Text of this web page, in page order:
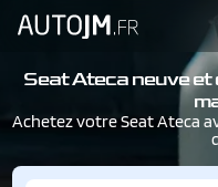
Seat Ateca neuve
Achetez votre Seat Ateca